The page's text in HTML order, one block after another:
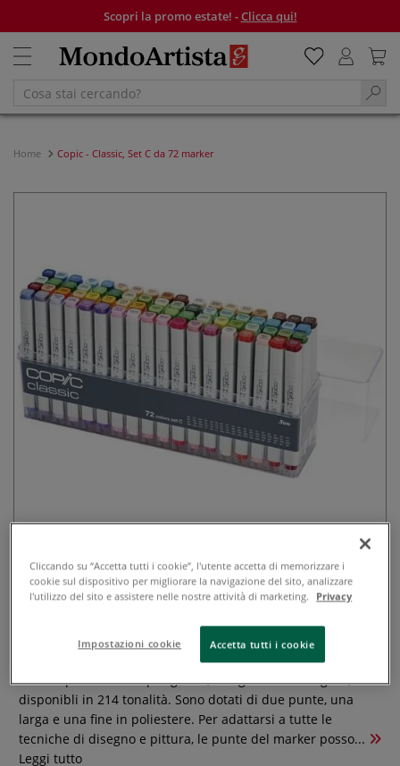
Scopri la promo estate! -Clicca qui!
Home Copic - Classic, Set C da 72 marker
Copic - Classic, Set C da 72 marker
0 recensioni
Copic classic: il marker nr. 1 d'Europa!I Copic Classic sono
marker professionali per grafici, disegnatori e designer,
disponibli in 214 tonalità. Sono dotati di due punte, una
larga e una fine in poliestere. Per adattarsi a tutte le
tecniche di disegno e pittura, le punte del marker posso...
Leggi tutto
Cliccando su “Accetta tutti i cookie”, l'utente accetta di memorizzare i
cookie sul dispositivo per migliorare la navigazione del sito, analizzare
l'utilizzo del sito e assistere nelle nostre attività di marketing.
Privacy
Impostazioni cookie Accetta tutti i cookie